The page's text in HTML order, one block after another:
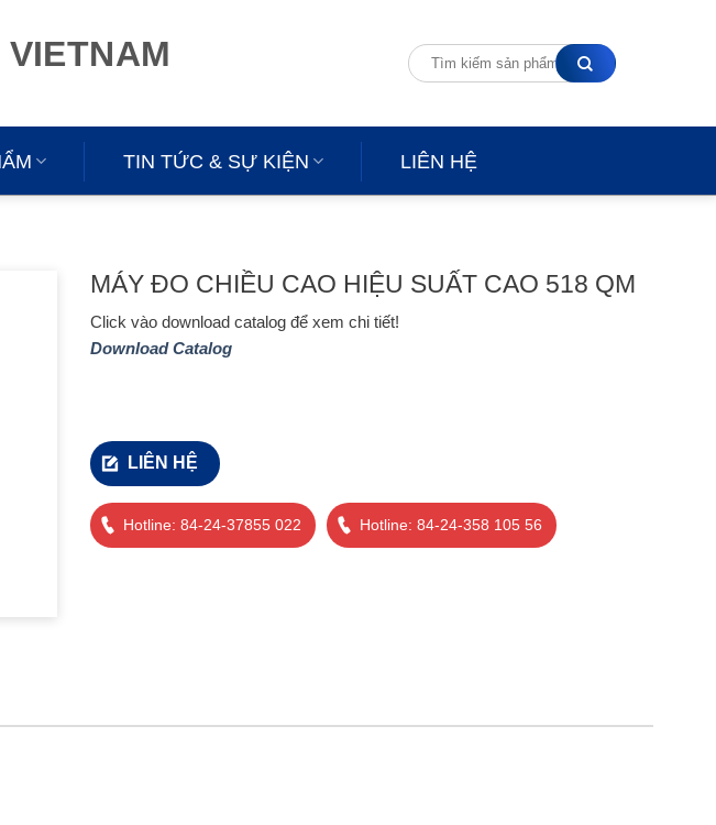
TIN TỨC & SỰ KIỆN LIÊN HỆ
MÁY ĐO CHIỀU CAO HIỆU SUẤT CAO 518 QM
Click vào download catalog để xem chi tiết!
Download Catalog
LIÊN HỆ
Hotline: 84-24-37855 022 Hotline: 84-24-358 105 56